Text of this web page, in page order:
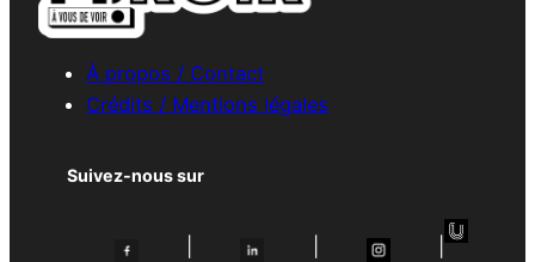
À propos / Contact
Crédits / Mentions légales
Suivez-nous sur